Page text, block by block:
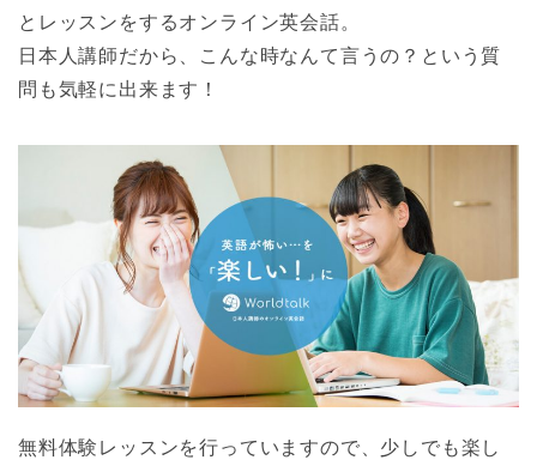
とレッスンをするオンライン英会話。
日本人講師だから、こんな時なんて言うの？という質
問も気軽に出来ます！
無料体験レッスンを行っていますので、少しでも楽し